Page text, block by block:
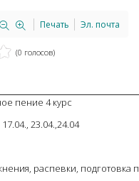
Печать Эл. почта
(0 голосов)
пение 4 курс
17.04., 23.04.,24.04
распевки, подготовка